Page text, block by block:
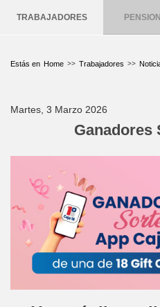
TRABAJADORES
Home Trabajadores
Martes, 3 Marzo 2026
Ganadores